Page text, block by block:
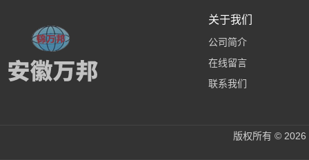
关于我们
公司简介
在线留言
联系我们
版权所有 ©